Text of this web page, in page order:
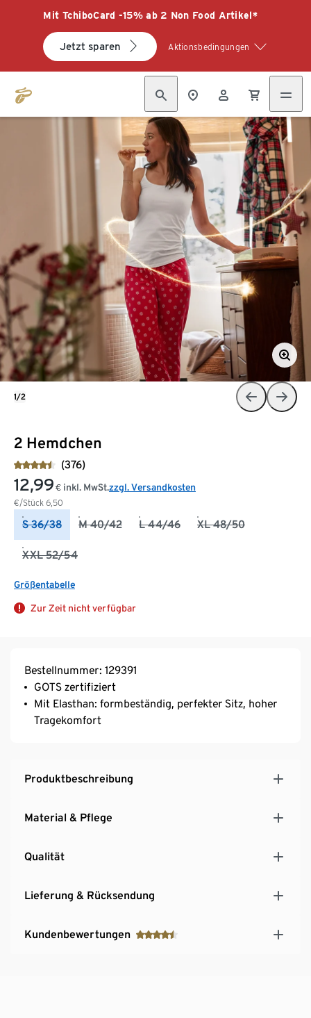
Mit TchiboCard -15% ab 2 Non Food Artikel*
Jetzt sparen Aktionsbedingungen
2 Hemdchen
(376)
12,99 €
€/Stück 6,50
inkl. MwSt.zzgl. Versandkosten
S 36/38 M 40/42 L 44/46 XL 48/50
XXL 52/54
Größentabelle
Zur Zeit nicht verfügbar
1/2
Bestellnummer: 129391
GOTS zertifiziert
Mit Elasthan: formbeständig, perfekter Sitz, hoher
Tragekomfort
Produktbeschreibung
Material & Pflege
Qualität
Lieferung & Rücksendung
Kundenbewertungen